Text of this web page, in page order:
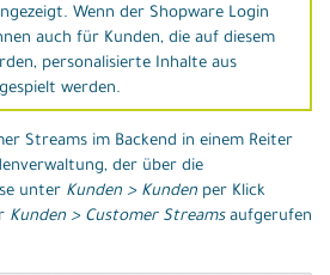
Wenn der Shopware Login
auch für Kunden, die auf diesem
personalisierte Inhalte aus
werden.
Streams im Backend in einem Reiter
der über die
unter Kunden > Kunden per Klick
Kunden > Customer Streamsaufgerufen